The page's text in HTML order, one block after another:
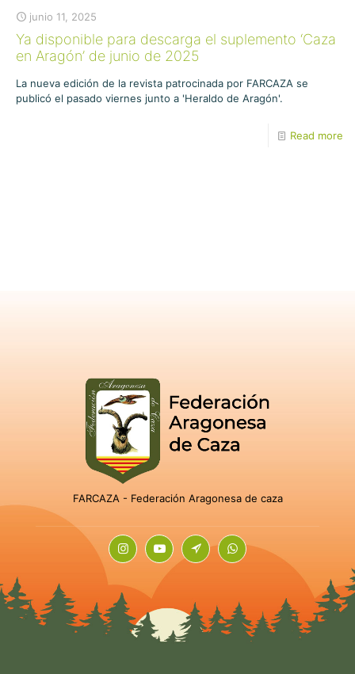
junio 11, 2025
Ya disponible para descarga el suplemento ‘Caza
en Aragón’ de junio de 2025
La nueva edición de la revista patrocinada por FARCAZA se
publicó el pasado viernes junto a 'Heraldo de Aragón'.
Read more
FARCAZA - Federación Aragonesa de caza